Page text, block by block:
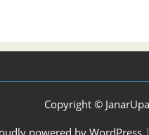
Copyright ©
powered by WordPress |